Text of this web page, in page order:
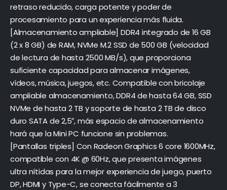
retraso reducido, carga potente y poder de
procesamiento para un experiencia más fluida.
[Almacenamiento ampliable] DDR4 integrado de 16 GB
(2 x 8 GB) de RAM, NVMe M.2 SSD de 500 GB (velocidad
de lectura de hasta 2500 MB/s), que proporciona
suficiente capacidad para almacenar imágenes,
vídeos, música, juegos, etc. Compatible con bricolaje
ampliable almacenamiento, DDR4 de hasta 64 GB, SSD
NVMe de hasta 2 TB y soporte de hasta 2 TB de disco
duro SATA de 2,5″, más espacio de almacenamiento
hará que la Mini PC funcione sin problemas.
[Pantallas triples] Con Radeon Graphics 6 core 1600MHz,
compatible con 4K @ 60Hz, que presenta imágenes
ultra nítidas para la mejor experiencia de juego, puerto
DP, HDMI y Type-C, se conecta fácilmente a 3